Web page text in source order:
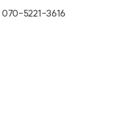
070-5221-3616